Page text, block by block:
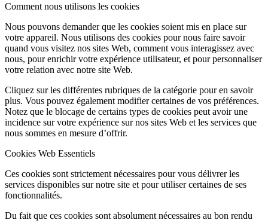
Comment nous utilisons les cookies
Nous pouvons demander que les cookies soient mis en place sur
votre appareil. Nous utilisons des cookies pour nous faire savoir
quand vous visitez nos sites Web, comment vous interagissez avec
nous, pour enrichir votre expérience utilisateur, et pour personnaliser
votre relation avec notre site Web.
Cliquez sur les différentes rubriques de la catégorie pour en savoir
plus. Vous pouvez également modifier certaines de vos préférences.
Notez que le blocage de certains types de cookies peut avoir une
incidence sur votre expérience sur nos sites Web et les services que
nous sommes en mesure d’offrir.
Cookies Web Essentiels
Ces cookies sont strictement nécessaires pour vous délivrer les
services disponibles sur notre site et pour utiliser certaines de ses
fonctionnalités.
Du fait que ces cookies sont absolument nécessaires au bon rendu